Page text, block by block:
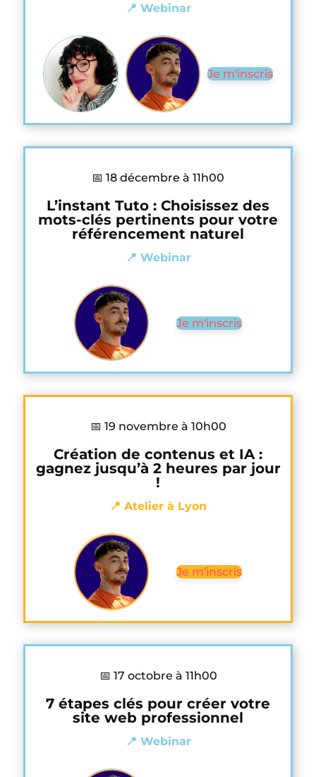
📍 Webinar
Je m'inscris
📅 18 décembre à 11h00
L’instant Tuto : Choisissez des
mots-clés pertinents pour votre
référencement naturel
📍 Webinar
Je m'inscris
📅 19 novembre à 10h00
Création de contenus et IA :
gagnez jusqu’à 2 heures par jour
!
📍 Atelier à Lyon
Je m'inscris
📅 17 octobre à 11h00
7 étapes clés pour créer votre
site web professionnel
📍 Webinar